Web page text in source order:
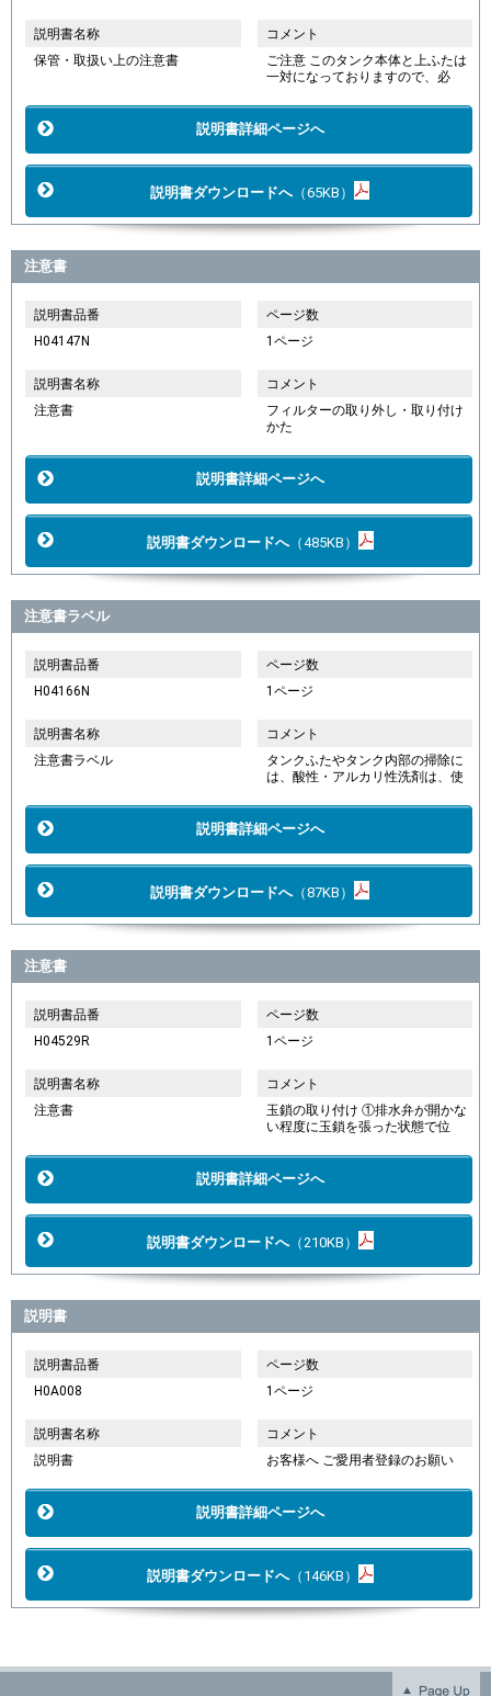
説明書名称
保管・取扱い上の注意書
コメント
ご注意 このタンク本体と上ふたは
一対になっておりますので、必
説明書詳細ページへ
説明書ダウンロードへ（65KB）
注意書
説明書品番
H04147N
ページ数
1ページ
説明書名称
注意書
コメント
フィルターの取り外し・取り付け
かた
説明書詳細ページへ
説明書ダウンロードへ（485KB）
注意書ラベル
説明書品番
H04166N
ページ数
1ページ
説明書名称
注意書ラベル
コメント
タンクふたやタンク内部の掃除に
は、酸性・アルカリ性洗剤は、使
説明書詳細ページへ
説明書ダウンロードへ（87KB）
注意書
説明書品番
H04529R
ページ数
1ページ
説明書名称
注意書
コメント
玉鎖の取り付け ①排水弁が開かな
い程度に玉鎖を張った状態で位
説明書詳細ページへ
説明書ダウンロードへ（210KB）
説明書
説明書品番
H0A008
ページ数
1ページ
説明書名称
説明書
コメント
お客様へ ご愛用者登録のお願い
説明書詳細ページへ
説明書ダウンロードへ（146KB）